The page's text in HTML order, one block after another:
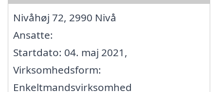
Nivåhøj 72, 2990 Nivå
Ansatte:
Startdato: 04. maj 2021,
Virksomhedsform:
Enkeltmandsvirksomhed